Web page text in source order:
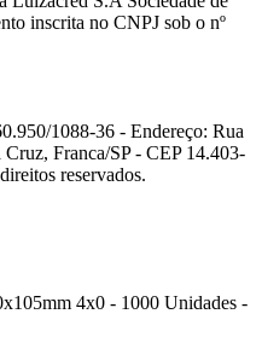
inscrita no CNPJ sob o nº
1088-36 - Endereço: Rua
Franca/SP - CEP 14.403-
reservados.
4x0 - 1000 Unidades -